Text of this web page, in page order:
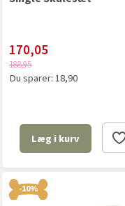
170,05
188,95
Du sparer: 18,90
Læg i kurv
-10%